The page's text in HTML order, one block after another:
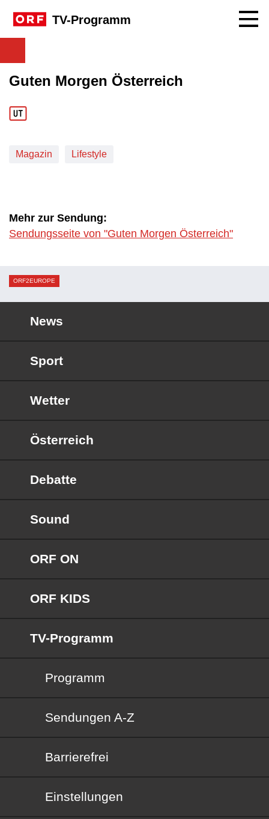
TV-Programm
Guten Morgen Österreich
Magazin Lifestyle
Mehr zur Sendung:
Sendungsseite von "Guten Morgen Österreich"
ORF2EUROPE
News
Sport
Wetter
Österreich
Debatte
Sound
ORF ON
ORF KIDS
TV-Programm
Programm
Sendungen von A bis Z
Sendungen A-Z
Barrierefrei
Barrierefrei
Einstellungen